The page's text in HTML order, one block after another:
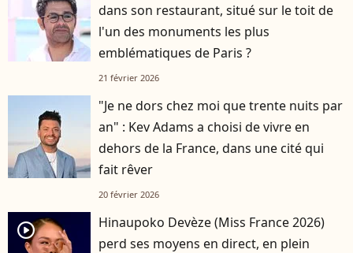
dans son restaurant, situé sur le toit de
l'un des monuments les plus
emblématiques de Paris ?
21 février 2026
"Je ne dors chez moi que trente nuits par
an" : Kev Adams a choisi de vivre en
dehors de la France, dans une cité qui
fait rêver
20 février 2026
player2
Hinaupoko Devèze (Miss France 2026)
perd ses moyens en direct, en plein